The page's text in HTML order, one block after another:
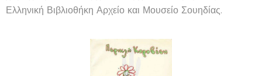
Ελληνική Βιβλιοθήκη Αρχείο και Μουσείο Σουηδίας.